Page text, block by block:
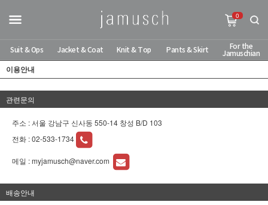
0
Suit & Ops Jacket & Coat Knit & Top Pants & Skirt
For the
Jamuschian
이용안내
관련문의
주소 : 서울 강남구 신사동 550-14 창성 B/D 103
전화 :02-533-1734
메일 :myjamusch@naver.com
배송안내